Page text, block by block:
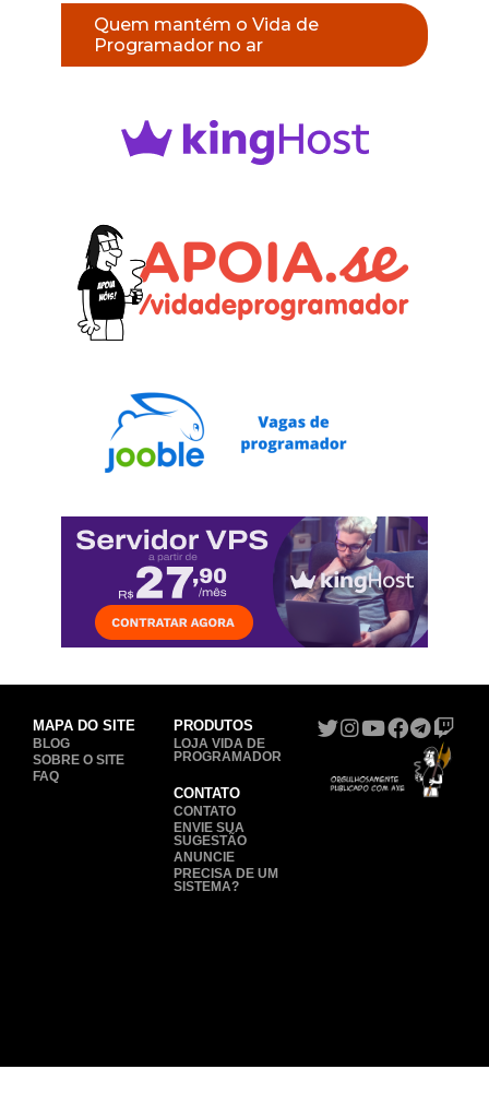
Quem mantém o Vida de
Programador no ar
MAPA DO SITE
BLOG
SOBRE O SITE
FAQ
PRODUTOS
LOJA VIDA DE
PROGRAMADOR
CONTATO
CONTATO
ENVIE SUA
SUGESTÃO
ANUNCIE
PRECISA DE UM
SISTEMA?